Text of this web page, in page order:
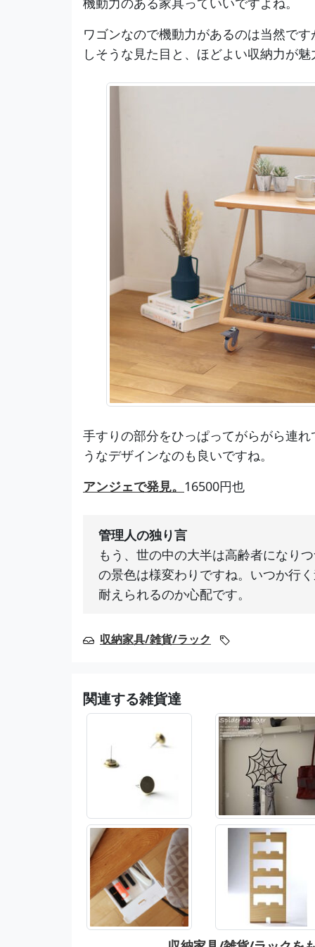
ワゴンなので機動力があるのは当然で
しそうな見た目と、ほどよい収納力が
手すりの部分をひっぱってがらがら連
うなデザインなのも良いですね。
アンジェで発見。 16500円也
管理人の独り言
もう、世の中の大半は高齢者になり
の景色は様変わりですね。いつか行
耐えられるのか心配です。
収納家具/雑貨/ラック
関連する雑貨達